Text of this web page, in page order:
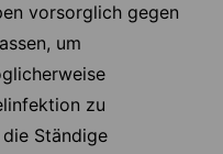
vorsorglich gegen
um
zu
Ständige